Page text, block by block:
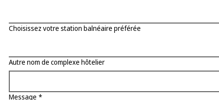
Choisissez votre station balnéaire préférée
Autre nom de complexe hôtelier
Message *